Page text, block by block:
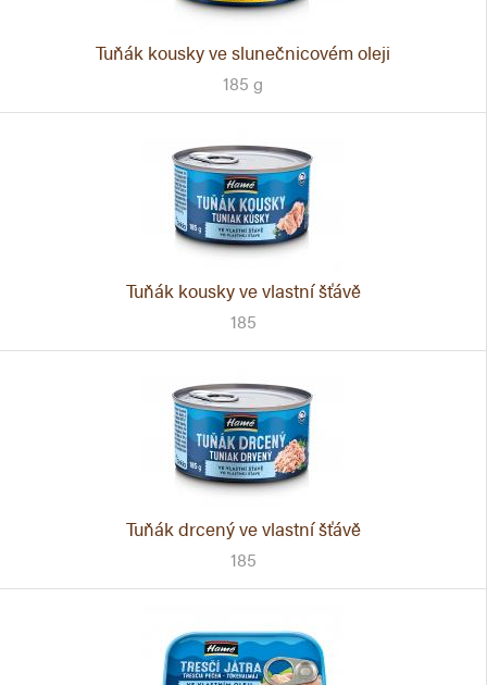
Tuňák kousky ve slunečnicovém oleji
185 g
Tuňák kousky ve vlastní šťávě
185
Tuňák drcený ve vlastní šťávě
185